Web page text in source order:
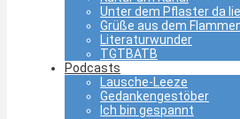
Unter dem Pflaster da
Grüße aus dem
Literaturwunder
TGTBATB
Podcasts
Lausche-Leeze
Gedankengestöber
Ich bin gespannt